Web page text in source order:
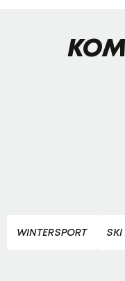
WINTERSPORT SKI